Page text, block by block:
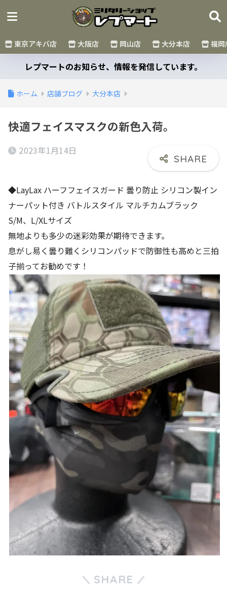
東京アキバ店 大阪店 岡山店 大分本店 福岡
レプマートのお知らせ、情報を発信しています。
ホーム 店舗ブログ 大分本店
快適フェイスマスクの新色入荷。
2023年1月14日
◆LayLax ハーフフェイスガード 曇り防止 シリコン製イン
ナーパット付き バトルスタイル マルチカムブラック
S/M、L/XLサイズ
無地よりも多少の迷彩効果が期待できます。
息がし易く曇り難くシリコンパッドで防御性も高めと三拍
子揃ってお勧めです！
SHARE